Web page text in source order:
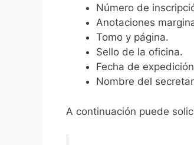
Número de
Anotaciones
Tomo y página.
Sello de la oficina.
Fecha de
Nombre del
A continuación puede